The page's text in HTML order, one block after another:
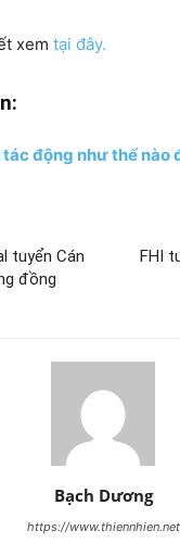
xem tại đây.
tác động như thế nào
tuyển Cán
đồng
FHI
Bạch Dương
https://www.thiennhien.net